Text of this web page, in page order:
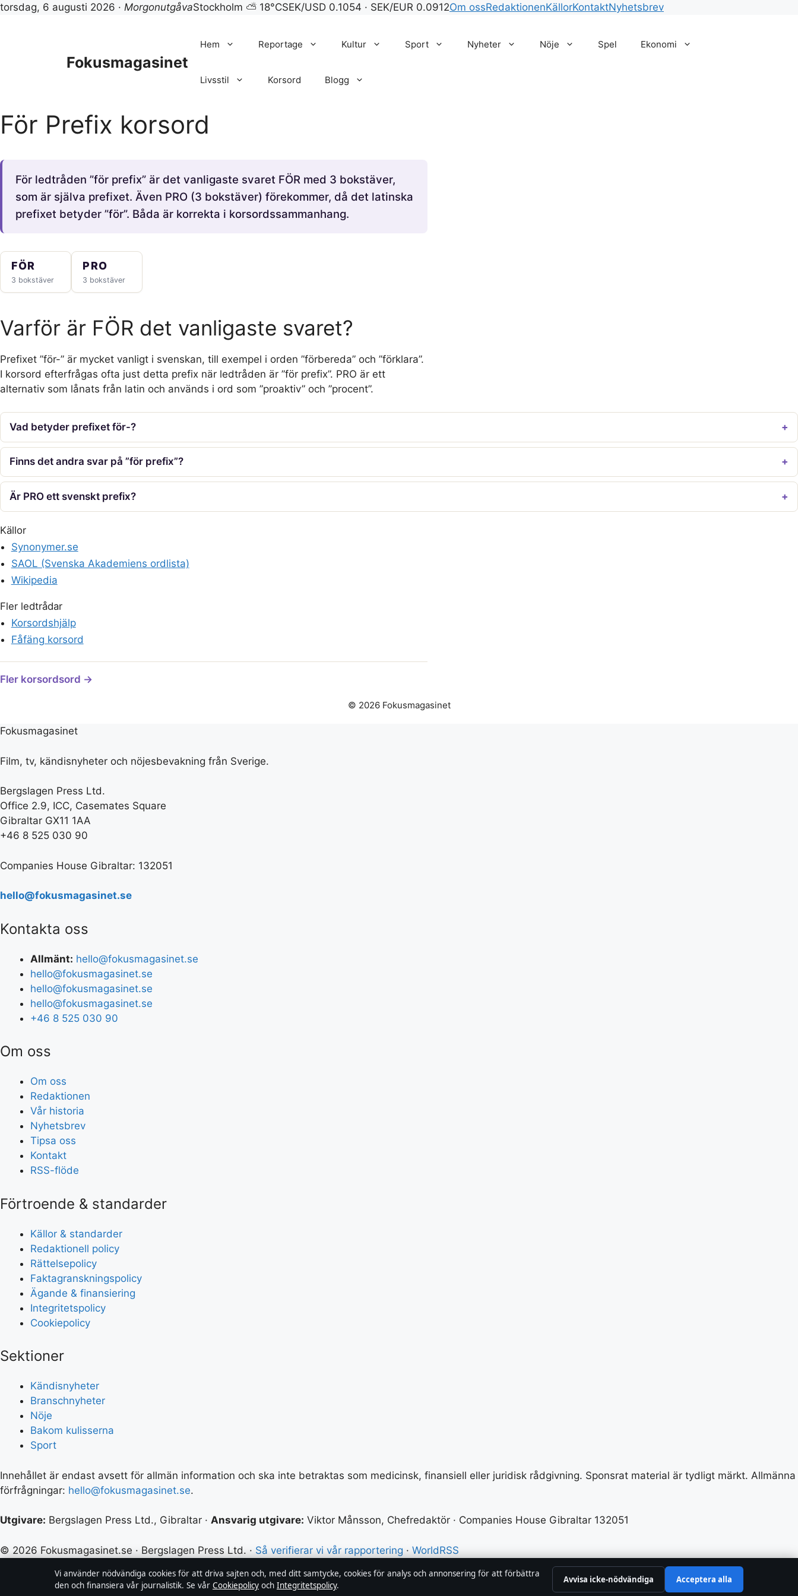
torsdag, 6 augusti 2026 · MorgonutgåvaStockholm ⛅ 18°CSEK/USD 0.1054 · SEK/EUR 0.0912Om ossRedaktionenKällorKontaktNyhetsbrev
Fokusmagasinet
Hem Reportage Kultur Sport Nyheter Nöje Spel Ekonomi
Livsstil Korsord Blogg
För Prefix korsord
För ledtråden ”för prefix” är det vanligaste svaret FÖR med 3 bokstäver,
som är själva prefixet. Även PRO (3 bokstäver) förekommer, då det latinska
prefixet betyder ”för”. Båda är korrekta i korsordssammanhang.
FÖR
3 bokstäver
PRO
3 bokstäver
Varför är FÖR det vanligaste svaret?
Prefixet ”för-” är mycket vanligt i svenskan, till exempel i orden ”förbereda” och ”förklara”.
I korsord efterfrågas ofta just detta prefix när ledtråden är ”för prefix”. PRO är ett
alternativ som lånats från latin och används i ord som ”proaktiv” och ”procent”.
Vad betyder prefixet för-?
Finns det andra svar på ”för prefix”?
Är PRO ett svenskt prefix?
Källor
Synonymer.se
SAOL (Svenska Akademiens ordlista)
Wikipedia
Fler ledtrådar
Korsordshjälp
Fåfäng korsord
Fler korsordsord →
© 2026 Fokusmagasinet
Fokusmagasinet
Film, tv, kändisnyheter och nöjesbevakning från Sverige.
Bergslagen Press Ltd.
Office 2.9, ICC, Casemates Square
Gibraltar GX11 1AA
+46 8 525 030 90
Companies House Gibraltar: 132051
hello@fokusmagasinet.se
Kontakta oss
Allmänt: hello@fokusmagasinet.se
hello@fokusmagasinet.se
hello@fokusmagasinet.se
hello@fokusmagasinet.se
+46 8 525 030 90
Om oss
Om oss
Redaktionen
Vår historia
Nyhetsbrev
Tipsa oss
Kontakt
RSS-flöde
Förtroende & standarder
Källor & standarder
Redaktionell policy
Rättelsepolicy
Faktagranskningspolicy
Ägande & finansiering
Integritetspolicy
Cookiepolicy
Sektioner
Kändisnyheter
Branschnyheter
Nöje
Bakom kulisserna
Sport
Innehållet är endast avsett för allmän information och ska inte betraktas som medicinsk, finansiell eller juridisk rådgivning. Sponsrat material är tydligt märkt. Allmänna
förfrågningar: hello@fokusmagasinet.se.
Utgivare: Bergslagen Press Ltd., Gibraltar · Ansvarig utgivare: Viktor Månsson, Chefredaktör · Companies House Gibraltar 132051
© 2026 Fokusmagasinet.se · Bergslagen Press Ltd. · Så verifierar vi vår rapportering · WorldRSS
Vi använder nödvändiga cookies för att driva sajten och, med ditt samtycke, cookies för analys och annonsering för att förbättra
den och finansiera vår journalistik. Se vår Cookiepolicy och Integritetspolicy.
Avvisa icke-nödvändiga Acceptera alla